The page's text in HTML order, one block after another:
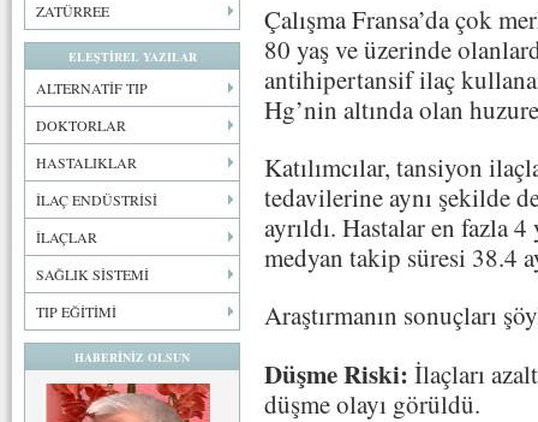
ZATÜRREE
ELEŞTİREL YAZILAR
ALTERNATİF TIP
DOKTORLAR
HASTALIKLAR
İLAÇ ENDÜSTRİSİ
İLAÇLAR
SAĞLIK SİSTEMİ
TIP EĞİTİMİ
HABERİNİZ OLSUN
Çalışma Fransa’da çok
80 yaş ve üzerinde
antihipertansif ilaç
Hg’nin altında olan
Katılımcılar, tansiyon
tedavilerine aynı şekilde
ayrıldı. Hastalar en fazla
medyan takip süresi 38.4
Araştırmanın sonuçları
Düşme Riski: İlaçları
düşme olayı görüldü.